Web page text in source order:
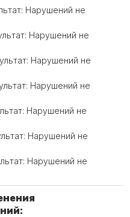
Нарушений не
Нарушений не
Нарушений не
Нарушений не
Нарушений не
Нарушений не
Нарушений не